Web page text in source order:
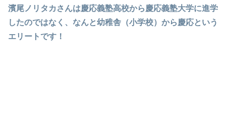
濱尾ノリタカさんは慶応義塾高校から慶応義塾大学に進学
したのではなく、なんと幼稚舎（小学校）から慶応という
エリートです！